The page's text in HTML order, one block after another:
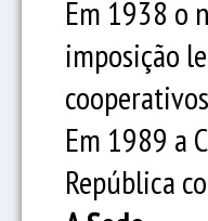
Em 1938 o
imposição
Em 1989 a
República